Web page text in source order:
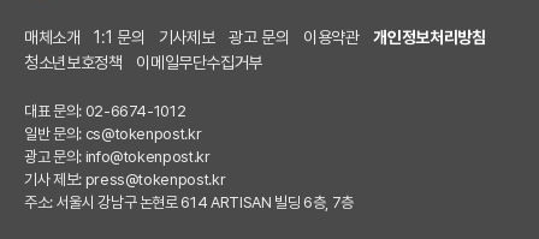
매체소개 1:1 문의 기사제보 광고 문의 이용약관
개인정보처리방침
청소년보호정책
이메일무단수집거부
대표 문의: 02-6674-1012
일반 문의: cs@tokenpost.kr
광고 문의: info@tokenpost.kr
기사 제보: press@tokenpost.kr
주소: 서울시 강남구 논현로 614 ARTISAN 빌딩 6층, 7층